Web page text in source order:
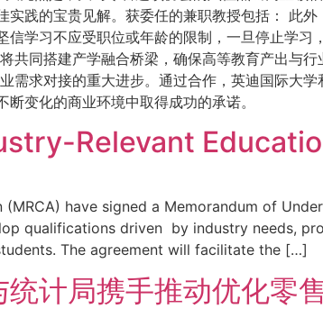
践的宝贵见解。获委任的兼职教授包括： 此外
学习不应受职位或年龄的限制，一旦停止学习
共同搭建产学融合桥梁，确保高等教育产出与行
需求对接的重大进步。通过合作，英迪国际大学
变化的商业环境中取得成功的承诺。
Relevant
have signed a Memorandum of
qualifications driven by industry needs,
The agreement will facilitate the […]
计局携手推动优化零